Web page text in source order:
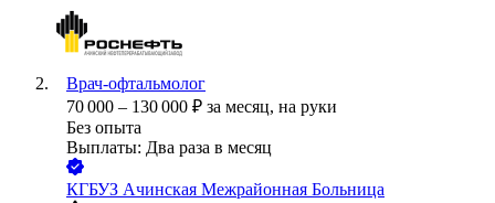
Врач-офтальмолог
70 000 – 130 000 ₽ за месяц, на руки
Без опыта
Выплаты: Два раза в месяц
КГБУЗ Ачинская Межрайонная Больница